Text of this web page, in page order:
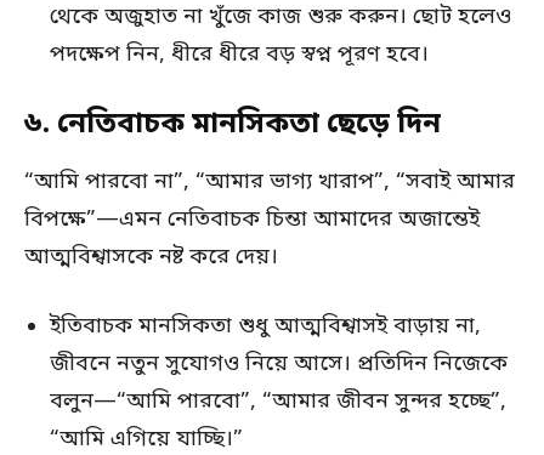
থেকে অজুহাত না খুঁজে কাজ শুরু করুন। ছোট হলেও
পদক্ষেপ নিন, ধীরে ধীরে বড় স্বপ্ন পূরণ হবে।
৬. নেতিবাচক মানসিকতা ছেড়ে দিন
“আমি পারবো না”, “আমার ভাগ্য খারাপ”, “সবাই আমার
বিপক্ষে”—এমন নেতিবাচক চিন্তা আমাদের অজান্তেই
আত্মবিশ্বাসকে নষ্ট করে দেয়।
ইতিবাচক মানসিকতা শুধু আত্মবিশ্বাসই বাড়ায় না,
জীবনে নতুন সুযোগও নিয়ে আসে। প্রতিদিন নিজেকে
বলুন—“আমি পারবো”, “আমার জীবন সুন্দর হচ্ছে”,
“আমি এগিয়ে যাচ্ছি।”